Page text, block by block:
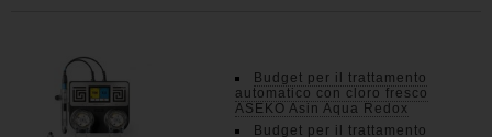
Budget per il trattamento
automatico con cloro fresco
ASEKO Asin Aqua Redox
Budget per il trattamento